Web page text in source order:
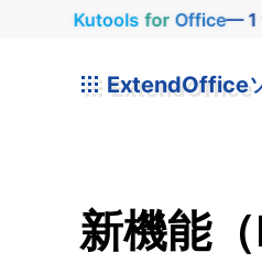
Kutools for Office— 1
ExtendOffice
新機能